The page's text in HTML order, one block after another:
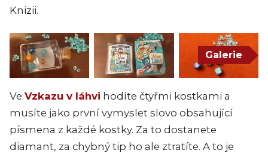
Knizii.
Galerie
Ve Vzkazu v láhvi hodíte čtyřmi kostkami a
musíte jako první vymyslet slovo obsahující
písmena z každé kostky. Za to dostanete
diamant, za chybný tip ho ale ztratíte. A to je